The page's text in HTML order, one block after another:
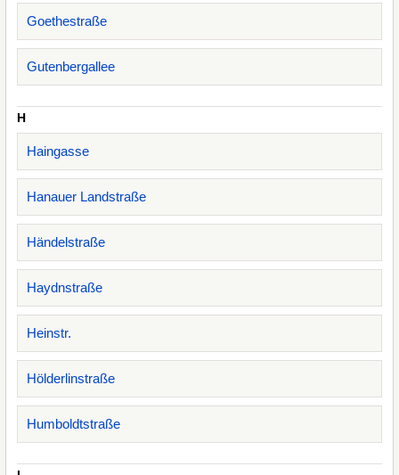
Goethestraße
Gutenbergallee
H
Haingasse
Hanauer Landstraße
Händelstraße
Haydnstraße
Heinstr.
Hölderlinstraße
Humboldtstraße